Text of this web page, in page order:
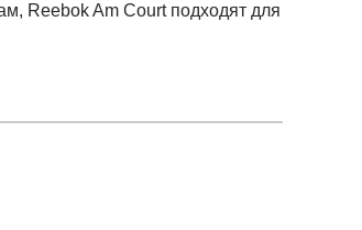
Reebok Am Court подходят для